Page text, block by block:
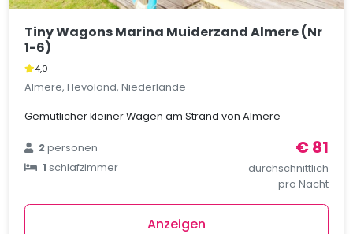
Tiny Wagons Marina Muiderzand Almere (Nr
1-6)
4,0
Almere, Flevoland, Niederlande
Gemütlicher kleiner Wagen am Strand von Almere
2personen
1schlafzimmer
€ 81
durchschnittlich
pro Nacht
Anzeigen